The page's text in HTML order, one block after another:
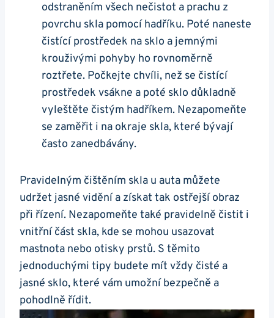
odstraněním všech nečistot ⁣a prachu z
povrchu skla pomocí hadříku.⁤ Poté naneste
čistící prostředek na sklo a‍ jemnými
⁣krouživými pohyby ho rovnoměrně
roztřete. Počkejte chvíli, než se ​čistící
prostředek vsákne ⁤a poté sklo důkladně
vyleštěte čistým hadříkem. Nezapomeňte
se‍ zaměřit i na okraje ‌skla, které bývají
často⁣ zanedbávány.
Pravidelným čištěním skla ‍u auta můžete
udržet jasné vidění ⁢a získat tak⁣ ostřejší obraz‍
při řízení. Nezapomeňte také ​pravidelně čistit i
vnitřní část skla, kde ⁤se mohou usazovat
mastnota nebo otisky prstů. S těmito
jednoduchými tipy budete mít vždy čisté a
jasné ⁣sklo, které ⁢vám umožní bezpečně a
pohodlně řídit.